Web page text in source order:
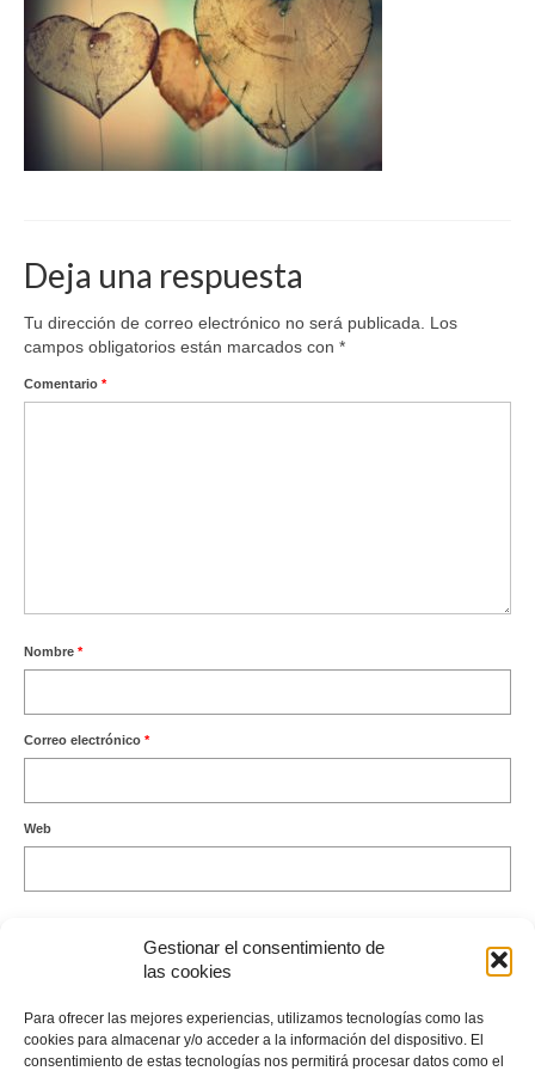
Gestionar el consentimiento de
las cookies
Para ofrecer las mejores experiencias, utilizamos tecnologías como las
cookies para almacenar y/o acceder a la información del dispositivo. El
consentimiento de estas tecnologías nos permitirá procesar datos como el
Deja una respuesta
Tu dirección de correo electrónico no será publicada.
Los
campos obligatorios están marcados con *
Comentario *
Nombre *
Correo electrónico *
Web
procesan los datos de tus comentarios.